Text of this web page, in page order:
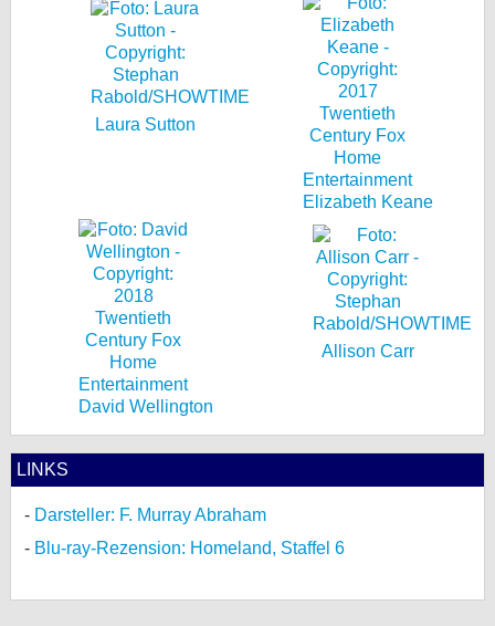
Laura Sutton
Elizabeth Keane
David Wellington
Allison Carr
LINKS
Darsteller: F. Murray Abraham
Blu-ray-Rezension: Homeland, Staffel 6